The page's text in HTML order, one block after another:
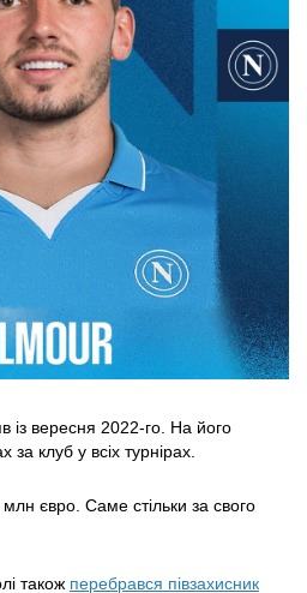
із вересня 2022-го. На його
клуб у всіх турнірах.
євро. Саме стільки за свого
також перебрався півзахисник